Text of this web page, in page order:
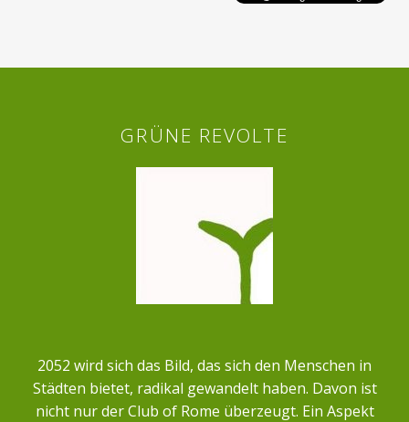
GRÜNE REVOLTE
2052 wird sich das Bild, das sich den Menschen in
Städten bietet, radikal gewandelt haben. Davon ist
nicht nur der Club of Rome überzeugt. Ein Aspekt